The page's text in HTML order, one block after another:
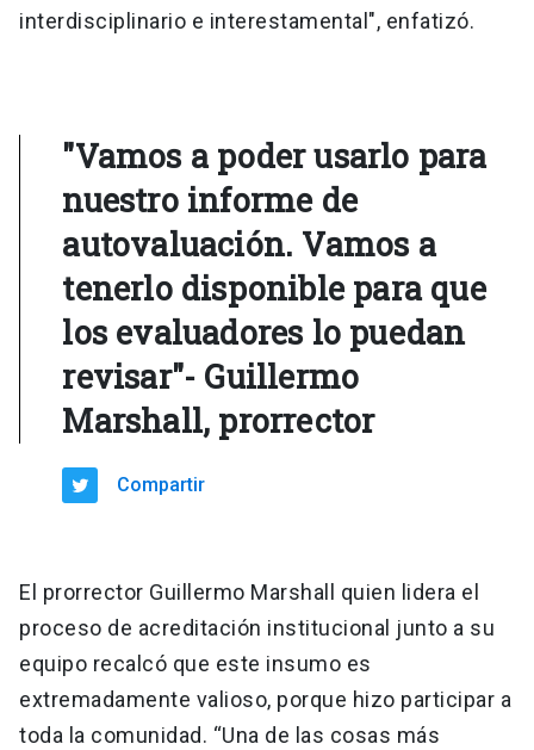
interdisciplinario e interestamental", enfatizó.
"Vamos a poder usarlo para
nuestro informe de
autovaluación. Vamos a
tenerlo disponible para que
los evaluadores lo puedan
revisar"- Guillermo
Marshall, prorrector
Compartir
El prorrector Guillermo Marshall quien lidera el
proceso de acreditación institucional junto a su
equipo recalcó que este insumo es
extremadamente valioso, porque hizo participar a
toda la comunidad. “Una de las cosas más